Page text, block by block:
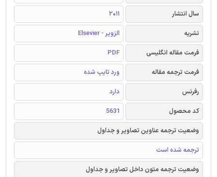
سال انتشار
2011
نشریه
الزویر - Elsevier
فرمت مقاله انگلیسی
PDF
فرمت ترجمه مقاله
ورد تایپ شده
رفرنس
دارد
کد محصول
5631
وضعیت ترجمه عناوین تصاویر و جداول
ترجمه شده است
وضعیت ترجمه متون داخل تصاویر و جداول